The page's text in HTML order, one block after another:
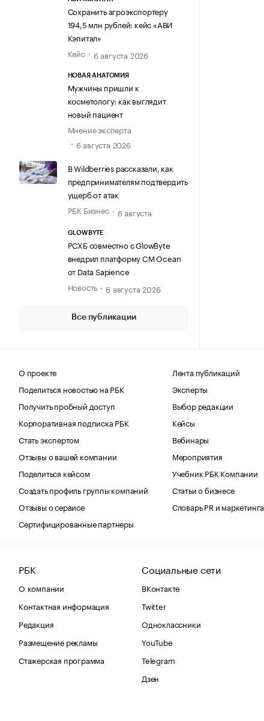
Сохранить агроэкспортеру
194,5 млн рублей: кейс «АВИ
Кэпитал»
Кейс
6 августа 2026
НОВАЯ АНАТОМИЯ
Мужчины пришли к
косметологу: как выглядит
новый пациент
Мнение эксперта
6 августа 2026
В Wildberries рассказали, как
предпринимателям подтвердить
ущерб от атак
РБК Бизнес
6 августа
GLOWBYTE
РСХБ совместно с GlowByte
внедрил платформу CM Ocean
от Data Sapience
Новость
6 августа 2026
Все публикации
О проекте
Поделиться новостью на РБК
Получить пробный доступ
Корпоративная подписка РБК
Стать экспертом
Отзывы о вашей компании
Поделиться кейсом
Создать профиль группы компаний
Отзывы о сервисе
Сертифицированные партнеры
Лента публикаций
Эксперты
Выбор редакции
Кейсы
Вебинары
Мероприятия
Учебник РБК Компании
Статьи о бизнесе
Словарь PR и маркетинга
РБК
О компании
Контактная информация
Редакция
Размещение рекламы
Стажерская программа
Социальные сети
ВКонтакте
Twitter
Одноклассники
YouTube
Telegram
Дзен